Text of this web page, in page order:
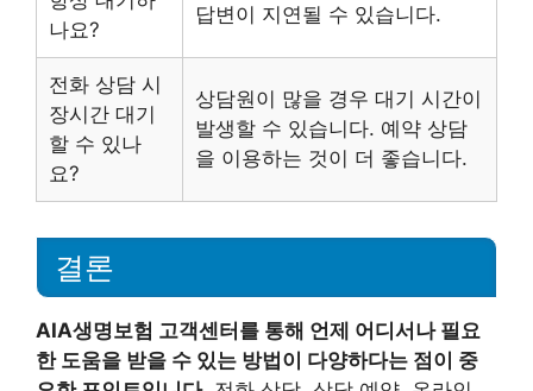
나요?
답변이 지연될 수 있습니다.
전화 상담 시
장시간 대기
할 수 있나
요?
상담원이 많을 경우 대기 시간이
발생할 수 있습니다. 예약 상담
을 이용하는 것이 더 좋습니다.
결론
AIA생명보험 고객센터를 통해 언제 어디서나 필요
한 도움을 받을 수 있는 방법이 다양하다는 점이 중